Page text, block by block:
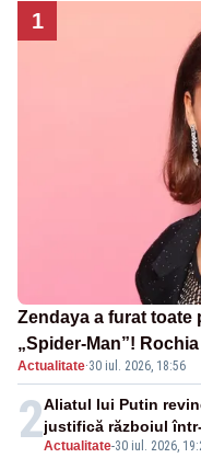
1
Zendaya a furat
„Spider-Man”!
făcut senzație
Actualitate·30 iul. 2026, 18:56
2Actualitate-30 iul. 2026,
Aliatul lui Putin
justifică războiul